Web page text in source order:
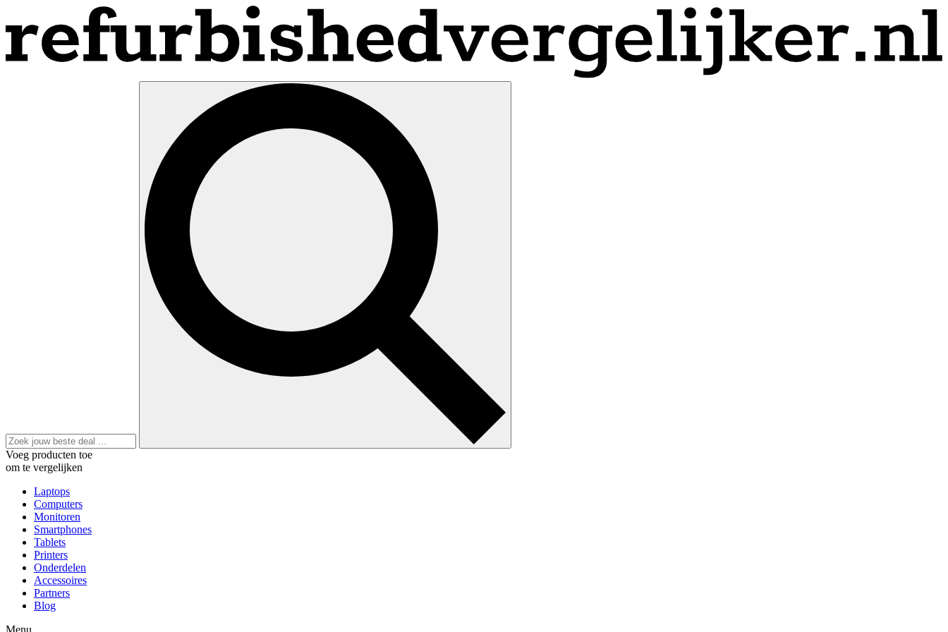
Voeg producten toe
om te vergelijken
Laptops
Computers
Monitoren
Smartphones
Tablets
Printers
Onderdelen
Accessoires
Partners
Blog